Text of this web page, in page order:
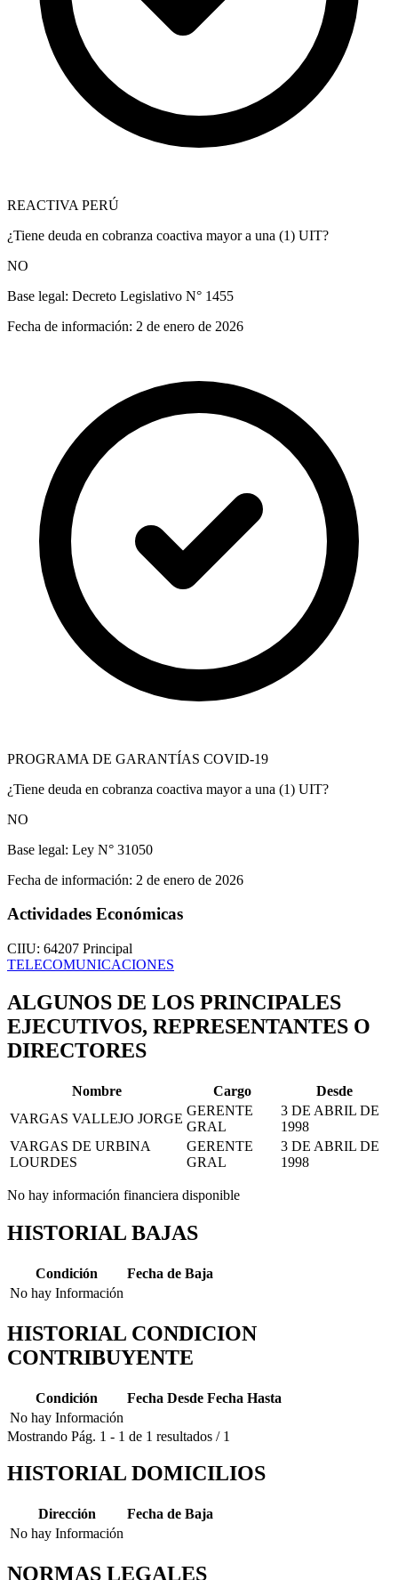
REACTIVA PERÚ
¿Tiene deuda en cobranza coactiva mayor a una (1) UIT?
NO
Base legal: Decreto Legislativo N° 1455
Fecha de información: 2 de enero de 2026
PROGRAMA DE GARANTÍAS COVID-19
¿Tiene deuda en cobranza coactiva mayor a una (1) UIT?
NO
Base legal: Ley N° 31050
Fecha de información: 2 de enero de 2026
Actividades Económicas
CIIU: 64207 Principal
TELECOMUNICACIONES
ALGUNOS DE LOS PRINCIPALES
EJECUTIVOS, REPRESENTANTES O
DIRECTORES
Nombre Cargo
Desde
VARGAS VALLEJO JORGE
GERENTE
GRAL
3 DE ABRIL DE
1998
VARGAS DE URBINA
LOURDES
GERENTE
GRAL
3 DE ABRIL DE
1998
No hay información financiera disponible
HISTORIAL BAJAS
Condición
Fecha de Baja
No hay Información
HISTORIAL CONDICION
CONTRIBUYENTE
Condición Fecha Desde Fecha Hasta
No hay Información
Mostrando Pág. 1 - 1 de 1 resultados / 1
HISTORIAL DOMICILIOS
Dirección
Fecha de Baja
No hay Información
NORMAS LEGALES